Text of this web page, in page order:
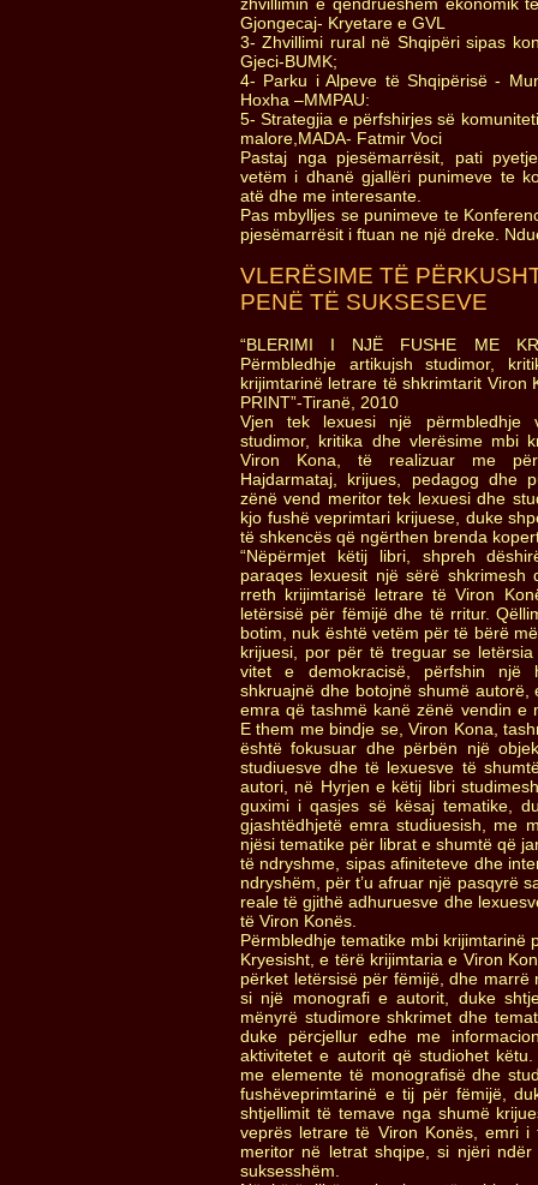
Gjongecaj- Kryetare e GVL
3- Zhvillimi rural në Shqipëri sipas
Gjeci-BUMK;
4- Parku i Alpeve të Shqipërisë -
Hoxha –MMPAU:
5- Strategjia e përfshirjes së
malore,MADA- Fatmir Voci
Pastaj nga pjesëmarrësit, pati
vetëm i dhanë gjallëri punimeve te
atë dhe me interesante.
Pas mbylljes se punimeve te
pjesëmarrësit i ftuan ne një dreke.
VLERËSIME TË
PENË TË SUKSESEVE
“BLERIMI I NJË FUSHE ME
Përmbledhje artikujsh studimor,
krijimtarinë letrare të shkrimtarit Viron
PRINT”-Tiranë, 2010
Vjen tek lexuesi një përmbledhje
studimor, kritika dhe vlerësime mbi
Viron Kona, të realizuar me
Hajdarmataj, krijues, pedagog dhe
zënë vend meritor tek lexuesi dhe
kjo fushë veprimtari krijuese, duke
të shkencës që ngërthen brenda
“Nëpërmjet këtij libri, shpreh
paraqes lexuesit një sërë shkrimesh
rreth krijimtarisë letrare të Viron
letërsisë për fëmijë dhe të rritur.
botim, nuk është vetëm për të bërë
krijuesi, por për të treguar se
vitet e demokracisë, përfshin një
shkruajnë dhe botojnë shumë autorë,
emra që tashmë kanë zënë vendin e
E them me bindje se, Viron Kona,
është fokusuar dhe përbën një
studiuesve dhe të lexuesve të
autori, në Hyrjen e këtij libri
guximi i qasjes së kësaj tematike,
gjashtëdhjetë emra studiuesish, me
njësi tematike për librat e shumtë që
të ndryshme, sipas afiniteteve dhe
ndryshëm, për t’u afruar një pasqyrë
reale të gjithë adhuruesve dhe
të Viron Konës.
Përmbledhje tematike mbi krijimtarinë
Kryesisht, e tërë krijimtaria e Viron
përket letërsisë për fëmijë, dhe marrë
si një monografi e autorit, duke
mënyrë studimore shkrimet dhe
duke përcjellur edhe me
aktivitetet e autorit që studiohet
me elemente të monografisë dhe
fushëveprimtarinë e tij për fëmijë,
shtjellimit të temave nga shumë
veprës letrare të Viron Konës, emri
meritor në letrat shqipe, si njëri
suksesshëm.